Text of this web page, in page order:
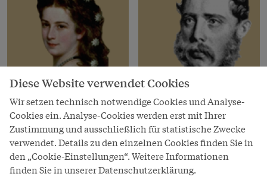
Habsburger
Elisabeth
* 24. Dez 1837, † 10. Sep
1898
Habsburger
Karl Ludwig
Erzherzog von
Österreich
Diese Website verwendet Cookies
Wir setzen technisch notwendige Cookies und Analyse-
Cookies ein. Analyse-Cookies werden erst mit Ihrer
Zustimmung und ausschließlich für statistische Zwecke
verwendet. Details zu den einzelnen Cookies finden Sie in
den „Cookie-Einstellungen“. Weitere Informationen
finden Sie in unserer Datenschutzerklärung.